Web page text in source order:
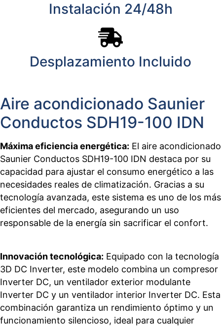
Instalación 24/48h
Desplazamiento Incluido
Aire acondicionado Saunier
Conductos SDH19-100 IDN
Máxima eficiencia energética: El aire acondicionado
Saunier Conductos SDH19-100 IDN destaca por su
capacidad para ajustar el consumo energético a las
necesidades reales de climatización. Gracias a su
tecnología avanzada, este sistema es uno de los más
eficientes del mercado, asegurando un uso
responsable de la energía sin sacrificar el confort.
Innovación tecnológica: Equipado con la tecnología
3D DC Inverter, este modelo combina un compresor
Inverter DC, un ventilador exterior modulante
Inverter DC y un ventilador interior Inverter DC. Esta
combinación garantiza un rendimiento óptimo y un
funcionamiento silencioso, ideal para cualquier